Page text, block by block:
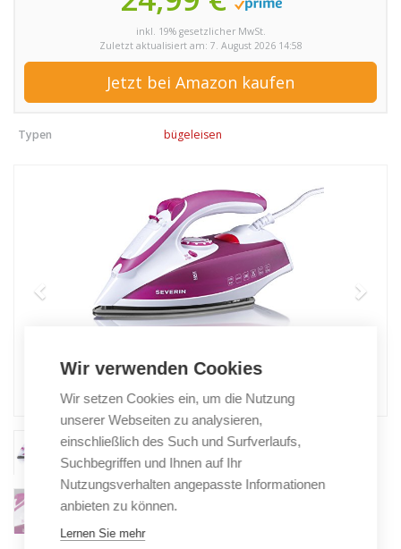
inkl. 19% gesetzlicher MwSt.
Zuletzt aktualisiert am: 7. August 2026 14:58
Jetzt bei Amazon kaufen
Typen bügeleisen
Wir verwenden Cookies
Wir setzen Cookies ein, um die Nutzung
unserer Webseiten zu analysieren,
einschließlich des Such und Surfverlaufs,
Suchbegriffen und Ihnen auf Ihr
Nutzungsverhalten angepasste Informationen
anbieten zu können.
Lernen Sie mehr